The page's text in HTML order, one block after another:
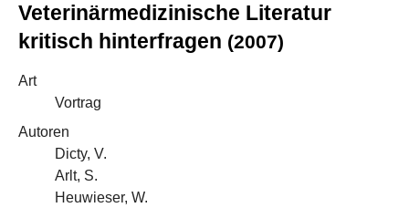
Veterinärmedizinische Literatur
kritisch hinterfragen (2007)
Art
Vortrag
Autoren
Dicty, V.
Arlt, S.
Heuwieser, W.